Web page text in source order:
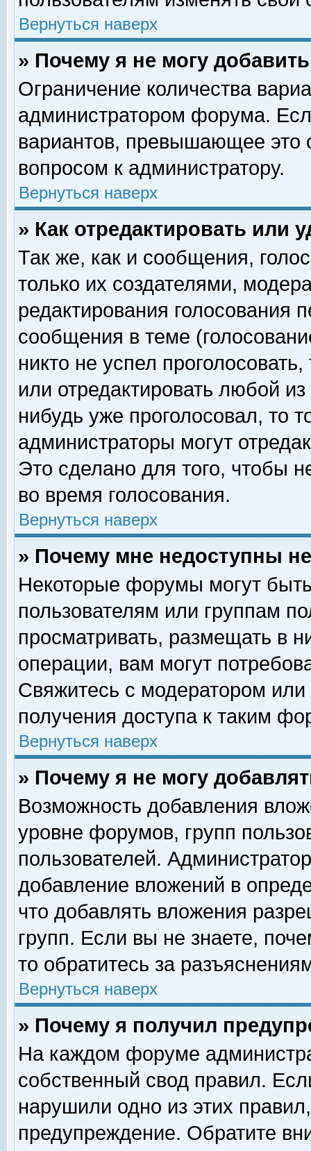
Вернуться наверх
» Почему я не могу
Ограничение количества
администратором форума.
вариантов, превышающее это
вопросом к администратору.
Вернуться наверх
» Как отредактировать или
Так же, как и сообщения,
только их создателями,
редактирования голосования
сообщения в теме
никто не успел
или отредактировать любой
нибудь уже проголосовал, то
администраторы могут
Это сделано для того, чтобы
во время голосования.
Вернуться наверх
» Почему мне недоступны
Некоторые форумы могут
пользователям или группам
просматривать, размещать в
операции, вам могут
Свяжитесь с модератором
получения доступа к таким
Вернуться наверх
» Почему я не могу
Возможность добавления
уровне форумов, групп
пользователей.
добавление вложений в
что добавлять вложения
групп. Если вы не знаете,
то обратитесь за
Вернуться наверх
» Почему я получил
На каждом форуме
собственный свод правил.
нарушили одно из этих
предупреждение. Обратите